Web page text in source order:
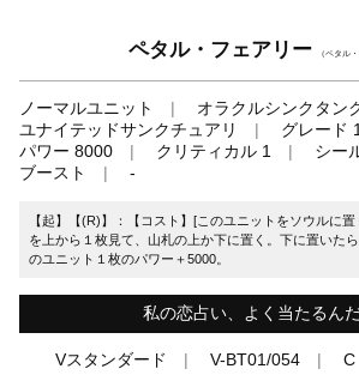
ペタル・フェアリー （ペタル
ノーマルユニット オラクルシンクタン
ユナイテッドサンクチュアリ
グレード 1
パワー 8000
クリティカル 1
シー
ブースト
-
【起】【(R)】：【コスト】[このユニットをソウルに
を上から１枚見て、山札の上か下に置く。下に置いた
のユニット１枚のパワー＋5000。
私の恋占い、よく当たるんだ
Vスタンダード V-BT01/054 C